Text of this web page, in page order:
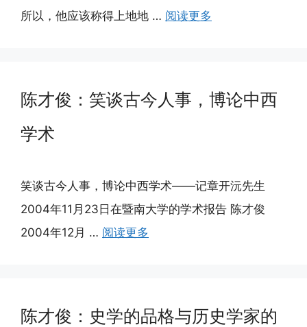
所以，他应该称得上地地 … 阅读更多
陈才俊：笑谈古今人事，博论中西
学术
笑谈古今人事，博论中西学术——记章开沅先生
2004年11月23日在暨南大学的学术报告 陈才俊
2004年12月 … 阅读更多
陈才俊：史学的品格与历史学家的